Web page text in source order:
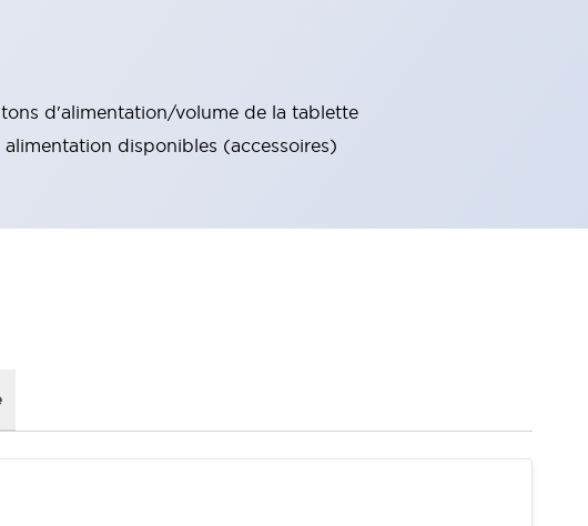
d'alimentation/volume de la tablette
disponibles (accessoires)